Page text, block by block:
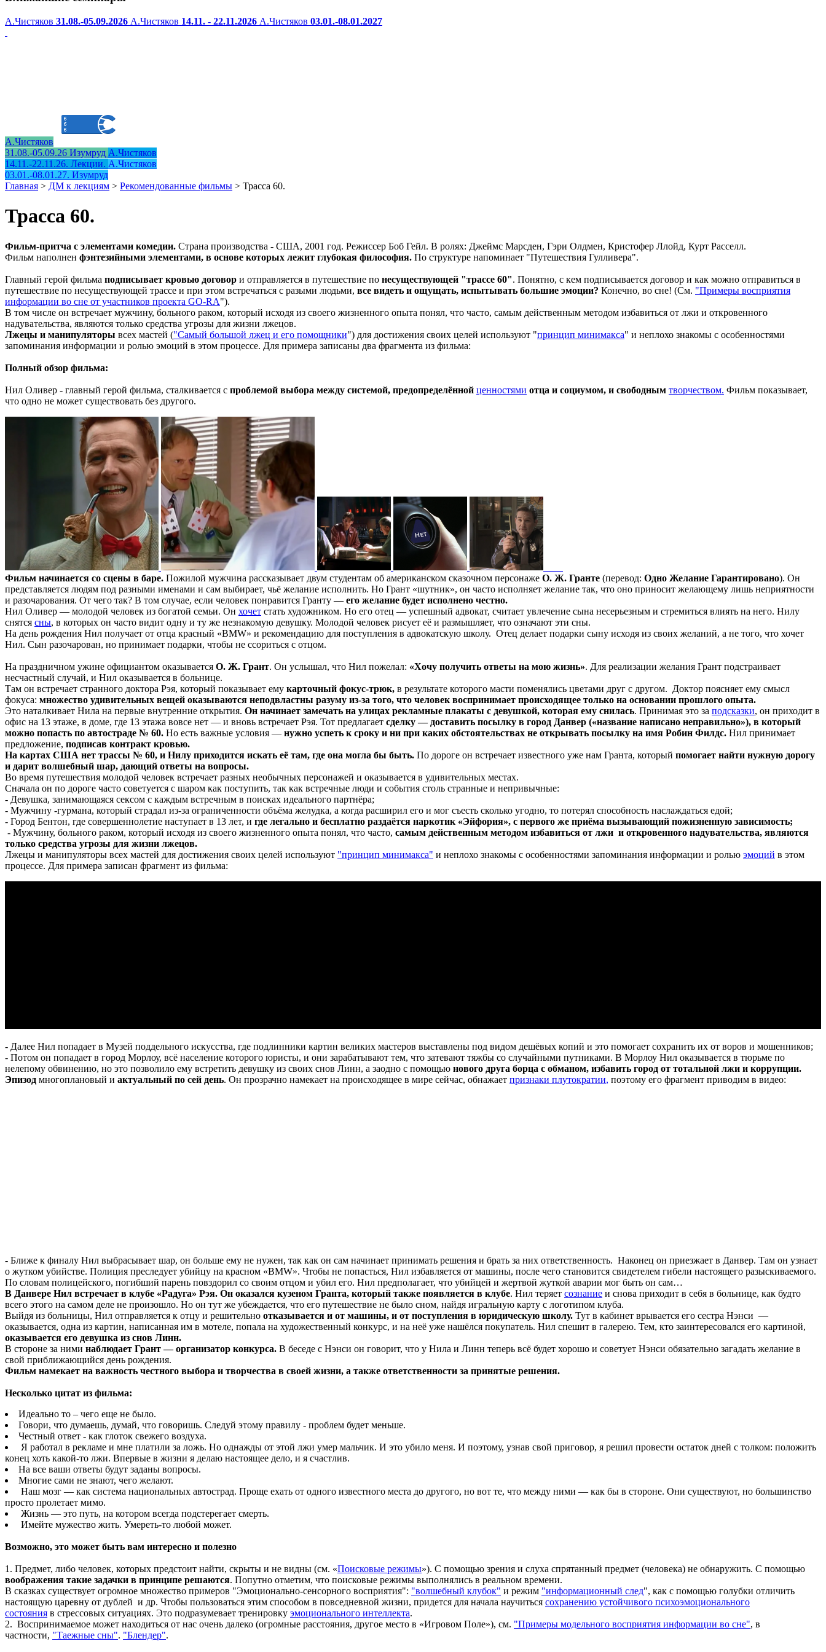
А.Чистяков 31.08.-05.09.2026 А.Чистяков 14.11. - 22.11.2026 А.Чистяков 03.01.-08.01.2027
А.Чистяков
31.08.-05.09.26 Изумруд А.Чистяков
14.11.-22.11.26. Лекции. А.Чистяков
03.01.-08.01.27. Изумруд
Главная > ДМ к лекциям > Рекомендованные фильмы > Трасса 60.
Трасса 60.
Фильм-притча с элементами комедии. Страна производства - США, 2001 год. Режиссер Боб Гейл. В ролях: Джеймс Марсден, Гэри Олдмен, Кристофер Ллойд, Курт Расселл.
Фильм наполнен фэнтезийными элементами, в основе которых лежит глубокая философия. По структуре напоминает "Путешествия Гулливера".
Главный герой фильма подписывает кровью договор и отправляется в путешествие по несуществующей "трассе 60". Понятно, с кем подписывается договор и как можно отправиться в
путешествие по несуществующей трассе и при этом встречаться с разыми людьми, все видеть и ощущать, испытывать большие эмоции? Конечно, во сне! (См. "Примеры восприятия
информации во сне от участников проекта GO-RA").
В том числе он встречает мужчину, больного раком, который исходя из своего жизненного опыта понял, что часто, самым действенным методом избавиться от лжи и откровенного
надувательства, являются только средства угрозы для жизни лжецов.
Лжецы и манипуляторы всех мастей ("Самый большой лжец и его помощники") для достижения своих целей используют "принцип минимакса" и неплохо знакомы с особенностями
запоминания информации и ролью эмоций в этом процессе. Для примера записаны два фрагмента из фильма:
Полный обзор фильма:
Нил Оливер - главный герой фильма, сталкивается с проблемой выбора между системой, предопределённой ценностями отца и социумом, и свободным творчеством. Фильм показывает,
что одно не может существовать без другого.
Фильм начинается со сцены в баре. Пожилой мужчина рассказывает двум студентам об американском сказочном персонаже О. Ж. Гранте (перевод: Одно Желание Гарантировано). Он
представляется людям под разными именами и сам выбирает, чьё желание исполнить. Но Грант «шутник», он часто исполняет желание так, что оно приносит желающему лишь неприятности
и разочарования. От чего так? В том случае, если человек понравится Гранту — его желание будет исполнено честно.
Нил Оливер — молодой человек из богатой семьи. Он хочет стать художником. Но его отец — успешный адвокат, считает увлечение сына несерьезным и стремиться влиять на него. Нилу
снятся сны, в которых он часто видит одну и ту же незнакомую девушку. Молодой человек рисует её и размышляет, что означают эти сны.
На день рождения Нил получает от отца красный «BMW» и рекомендацию для поступления в адвокатскую школу. Отец делает подарки сыну исходя из своих желаний, а не того, что хочет
Нил. Сын разочарован, но принимает подарки, чтобы не ссориться с отцом.
На праздничном ужине официантом оказывается О. Ж. Грант. Он услышал, что Нил пожелал: «Хочу получить ответы на мою жизнь». Для реализации желания Грант подстраивает
несчастный случай, и Нил оказывается в больнице.
Там он встречает странного доктора Рэя, который показывает ему карточный фокус-трюк, в результате которого масти поменялись цветами друг с другом. Доктор поясняет ему смысл
фокуса: множество удивительных вещей оказываются неподвластны разуму из-за того, что человек воспринимает происходящее только на основании прошлого опыта.
Это наталкивает Нила на первые внутренние открытия. Он начинает замечать на улицах рекламные плакаты с девушкой, которая ему снилась. Принимая это за подсказки, он приходит в
офис на 13 этаже, в доме, где 13 этажа вовсе нет — и вновь встречает Рэя. Тот предлагает сделку — доставить посылку в город Данвер («название написано неправильно»), в который
можно попасть по автостраде № 60. Но есть важные условия — нужно успеть к сроку и ни при каких обстоятельствах не открывать посылку на имя Робин Филдс. Нил принимает
предложение, подписав контракт кровью.
На картах США нет трассы № 60, и Нилу приходится искать её там, где она могла бы быть. По дороге он встречает известного уже нам Гранта, который помогает найти нужную дорогу
и дарит волшебный шар, дающий ответы на вопросы.
Во время путешествия молодой человек встречает разных необычных персонажей и оказывается в удивительных местах.
Сначала он по дороге часто советуется с шаром как поступить, так как встречные люди и события столь странные и непривычные:
- Девушка, занимающаяся сексом с каждым встречным в поисках идеального партнёра;
- Мужчину -гурмана, который страдал из-за ограниченности объёма желудка, а когда расширил его и мог съесть сколько угодно, то потерял способность наслаждаться едой;
- Город Бентон, где совершеннолетие наступает в 13 лет, и где легально и бесплатно раздаётся наркотик «Эйфория», с первого же приёма вызывающий пожизненную зависимость;
- Мужчину, больного раком, который исходя из своего жизненного опыта понял, что часто, самым действенным методом избавиться от лжи и откровенного надувательства, являются
только средства угрозы для жизни лжецов.
Лжецы и манипуляторы всех мастей для достижения своих целей используют "принцип минимакса" и неплохо знакомы с особенностями запоминания информации и ролью эмоций в этом
процессе. Для примера записан фрагмент из фильма:
- Далее Нил попадает в Музей поддельного искусства, где подлинники картин великих мастеров выставлены под видом дешёвых копий и это помогает сохранить их от воров и мошенников;
- Потом он попадает в город Морлоу, всё население которого юристы, и они зарабатывают тем, что затевают тяжбы со случайными путниками. В Морлоу Нил оказывается в тюрьме по
нелепому обвинению, но это позволило ему встретить девушку из своих снов Линн, а заодно с помощью нового друга борца с обманом, избавить город от тотальной лжи и коррупции.
Эпизод многоплановый и актуальный по сей день. Он прозрачно намекает на происходящее в мире сейчас, обнажает признаки плутократии, поэтому его фрагмент приводим в видео:
- Ближе к финалу Нил выбрасывает шар, он больше ему не нужен, так как он сам начинает принимать решения и брать за них ответственность. Наконец он приезжает в Данвер. Там он узнает
о жутком убийстве. Полиция преследует убийцу на красном «BMW». Чтобы не попасться, Нил избавляется от машины, после чего становится свидетелем гибели настоящего разыскиваемого.
По словам полицейского, погибший парень повздорил со своим отцом и убил его. Нил предполагает, что убийцей и жертвой жуткой аварии мог быть он сам…
В Данвере Нил встречает в клубе «Радуга» Рэя. Он оказался кузеном Гранта, который также появляется в клубе. Нил теряет сознание и снова приходит в себя в больнице, как будто
всего этого на самом деле не произошло. Но он тут же убеждается, что его путешествие не было сном, найдя игральную карту с логотипом клуба.
Выйдя из больницы, Нил отправляется к отцу и решительно отказывается и от машины, и от поступления в юридическую школу. Тут в кабинет врывается его сестра Нэнси —
оказывается, одна из картин, написанная им в мотеле, попала на художественный конкурс, и на неё уже нашёлся покупатель. Нил спешит в галерею. Тем, кто заинтересовался его картиной,
оказывается его девушка из снов Линн.
В стороне за ними наблюдает Грант — организатор конкурса. В беседе с Нэнси он говорит, что у Нила и Линн теперь всё будет хорошо и советует Нэнси обязательно загадать желание в
свой приближающийся день рождения.
Фильм намекает на важность честного выбора и творчества в своей жизни, а также ответственности за принятые решения.
Несколько цитат из фильма:
Идеально то – чего еще не было.
Говори, что думаешь, думай, что говоришь. Следуй этому правилу - проблем будет меньше.
Честный ответ - как глоток свежего воздуха.
Я работал в рекламе и мне платили за ложь. Но однажды от этой лжи умер мальчик. И это убило меня. И поэтому, узнав свой приговор, я решил провести остаток дней с толком: положить
конец хоть какой-то лжи. Впервые в жизни я делаю настоящее дело, и я счастлив.
На все ваши ответы будут заданы вопросы.
Многие сами не знают, чего желают.
Наш мозг — как система национальных автострад. Проще ехать от одного известного места до другого, но вот те, что между ними — как бы в стороне. Они существуют, но большинство
просто пролетает мимо.
Жизнь — это путь, на котором всегда подстерегает смерть.
Имейте мужество жить. Умереть-то любой может.
Возможно, это может быть вам интересно и полезно
1. Предмет, либо человек, которых предстоит найти, скрыты и не видны (см. «Поисковые режимы»). С помощью зрения и слуха спрятанный предмет (человека) не обнаружить. С помощью
воображения такие задачки в принципе решаются. Попутно отметим, что поисковые режимы выполнялись в реальном времени.
В сказках существует огромное множество примеров "Эмоционально-сенсорного восприятия": "волшебный клубок" и режим "информационный след", как с помощью голубки отличить
настоящую царевну от дублей и др. Чтобы пользоваться этим способом в повседневной жизни, придется для начала научиться сохранению устойчивого психоэмоционального
состояния в стрессовых ситуациях. Это подразумевает тренировку эмоционального интеллекта.
2. Воспринимаемое может находиться от нас очень далеко (огромные расстояния, другое место в «Игровом Поле»), см. "Примеры модельного восприятия информации во сне", в
частности, "Таежные сны". "Блендер".